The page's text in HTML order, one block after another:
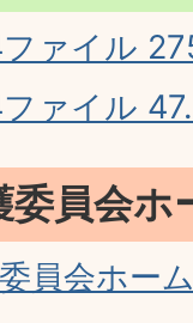
ァイル
ァイル
委員会ホ
員会ホー